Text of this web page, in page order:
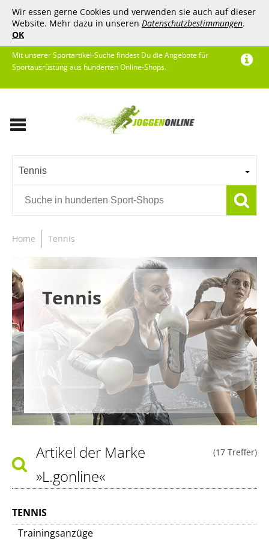
Wir essen gerne Cookies und verwenden sie auch auf dieser
Website. Mehr dazu in unseren Datenschutzbestimmungen.
OK
Mit unserer Sportartikel-Suche findest Du die Angebote für
Sportausrüstung aus hunderten Online-Shops.
Tennis
Home Tennis
Tennis
(17 Treffer)
Artikel der Marke
»L.gonline«
TENNIS
Trainingsanzüge